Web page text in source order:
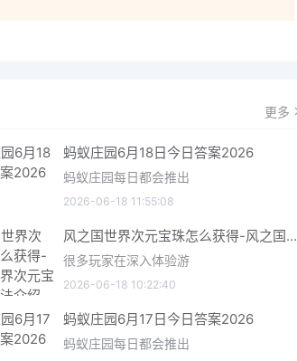
更多
蚂蚁庄园6月18日今日答案2026
蚂蚁庄园每日都会推出
2026-06-18 11:55:08
风之国世界次元宝珠怎么获得-风之国世界次元宝珠获取方法介绍
很多玩家在深入体验游
2026-06-18 10:22:40
蚂蚁庄园6月17日今日答案2026
蚂蚁庄园每日都会推出